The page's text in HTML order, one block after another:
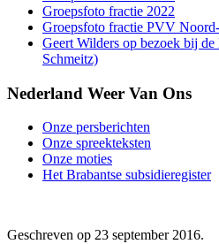
Groepsfoto fractie 2022
Groepsfoto fractie PVV
Geert Wilders op bezoek bij
Schmeitz)
Nederland Weer Van Ons
Onze persberichten
Onze spreekteksten
Onze moties
Het Brabantse subsidieregister
Geschreven op 23 september 2016.